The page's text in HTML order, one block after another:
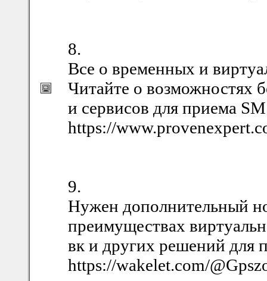
8.
Все о временных и
Читайте о возможностях
и сервисов для приема
https://
9.
Нужен дополнительный
преимуществах
вк и других решений для
https://wakelet.com/